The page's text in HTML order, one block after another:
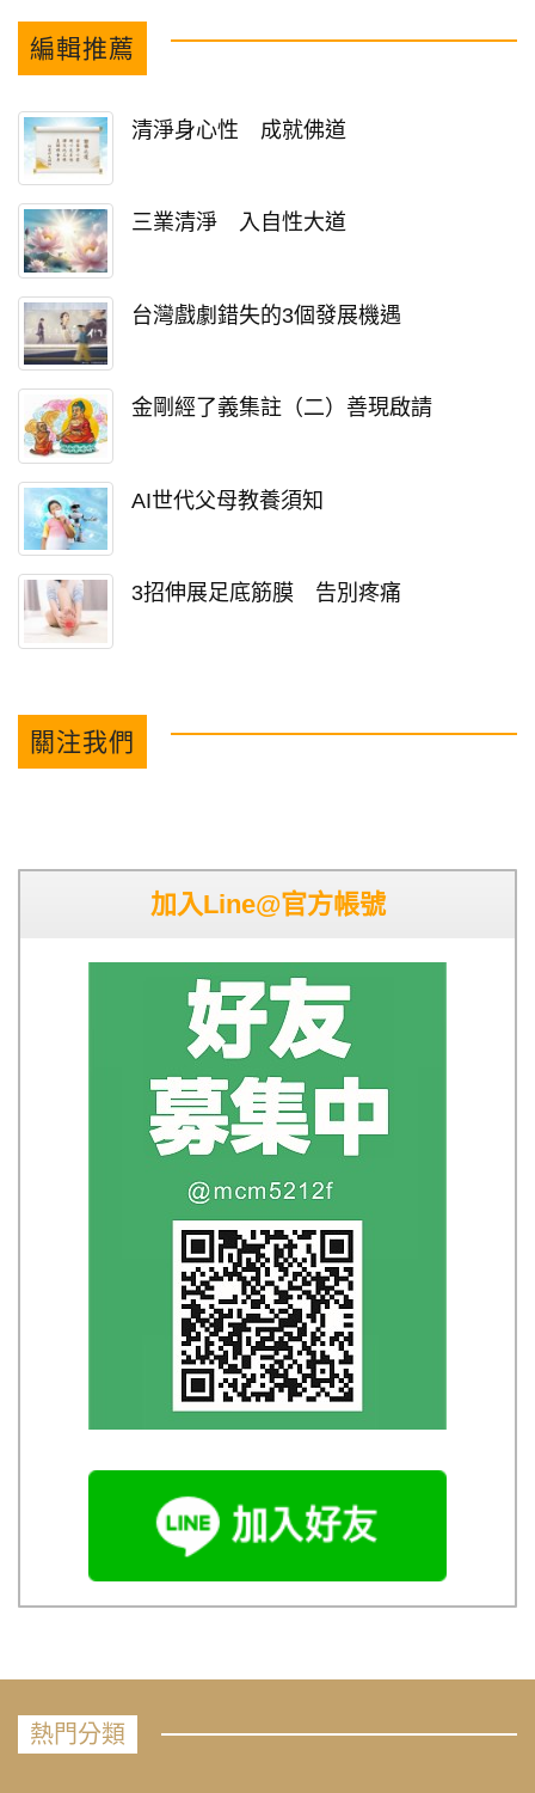
編輯推薦
清淨身心性 成就佛道
三業清淨 入自性大道
台灣戲劇錯失的3個發展機遇
金剛經了義集註（二）善現啟請
AI世代父母教養須知
3招伸展足底筋膜 告別疼痛
關注我們
加入Line@官方帳號
熱門分類